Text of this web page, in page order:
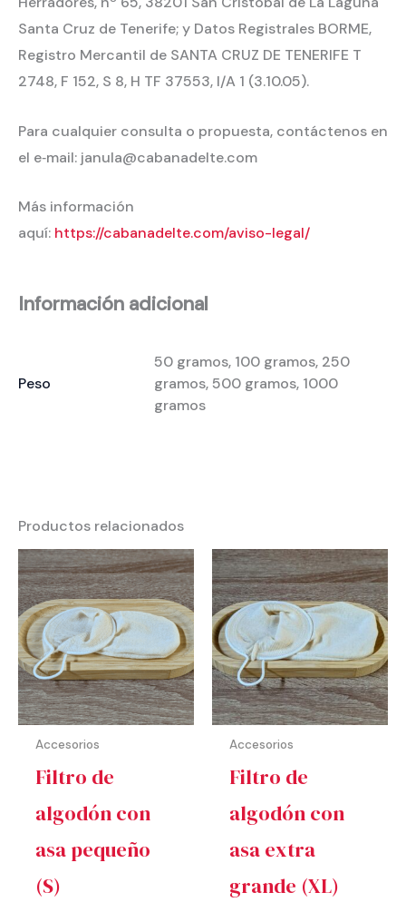
Santa Cruz de Tenerife; y Datos Registrales BORME,
Registro Mercantil de SANTA CRUZ DE TENERIFE T
2748, F 152, S 8, H TF 37553, I/A 1 (3.10.05).
Para cualquier consulta o propuesta, contáctenos en
el e‐mail: janula@cabanadelte.com
Más información
aquí: https://cabanadelte.com/aviso-legal/
Información adicional
Peso
50 gramos, 100 gramos, 250
gramos, 500 gramos, 1000
gramos
Productos relacionados
Accesorios
Filtro de
algodón con
asa pequeño
(S)
Accesorios
Filtro de
algodón con
asa extra
grande (XL)